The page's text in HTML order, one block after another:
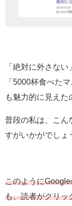
「絶対に外さな
「5000杯食べた
も魅力的に見えた
普段の私は、こん
すがいかがでしょ
このように
も、読者がクリッ